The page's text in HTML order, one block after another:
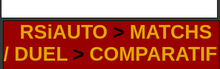
RSiAUTO > MATCHS
/ DUEL> COMPARATIF